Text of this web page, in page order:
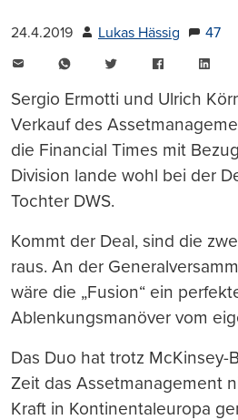
24.4.2019 Lukas Hässig
47
WhatsAppTwitter Facebook
Sergio Ermotti und Ulrich
Verkauf des
die Financial Times mit
Division lande wohl bei der
Tochter DWS.
Kommt der Deal, sind die
raus. An der
wäre die „Fusion“ ein
Ablenkungsmanöver vom
Das Duo hat trotz McKinsey-
Zeit das Assetmanagement
Kraft in Kontinentaleuropa